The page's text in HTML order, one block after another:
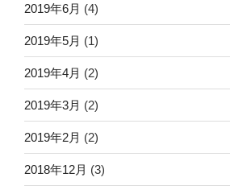
2019年6月 (4)
2019年5月 (1)
2019年4月 (2)
2019年3月 (2)
2019年2月 (2)
2018年12月 (3)